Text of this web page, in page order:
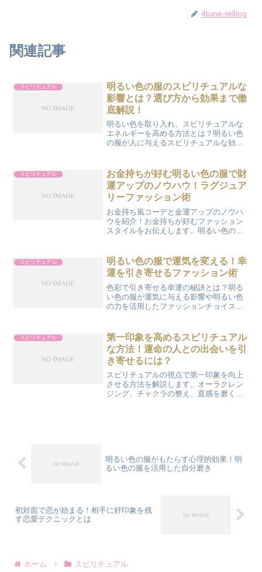
4tune-telling
関連記事
スピリチュアル
明るい色の服のスピリチュアルな
影響とは？選び方から効果まで徹
底解説！
明るい色を取り入れ、スピリチュアルな
エネルギーを高める方法とは？明るい色
の服が人に与えるスピリチュアルな効果
スピリチュアル
お金持ちが好む明るい色の服で財
運アップのノウハウ！ラグジュア
リーファッション術
お金持ち風コーデと金運アップのノウハ
ウを紹介！お金持ちが好むファッション
スタイルをお伝えします。明るい色の服
開。
スピリチュアル
明るい色の服で運気を変える！幸
運を引き寄せるファッション術
色彩で引き寄せる幸運の秘訣とは？明る
い色の服が運気に与える影響や明るい色
の力を活用したファッションチョイスを
介します。
スピリチュアル
第一印象を高めるスピリチュアル
な方法！運命の人との出会いを引
き寄せるには？
スピリチュアルの視点で第一印象を向上
させる方法を解説します。オーラクレン
ジング、チャクラの整え、直感を磨くテ
明るい色の服がもたらす心理的効果！明
るい色の服を活用した自分磨き
初対面で恋が始まる！相手に好印象を残
す恋愛テクニックとは
ホーム スピリチュアル